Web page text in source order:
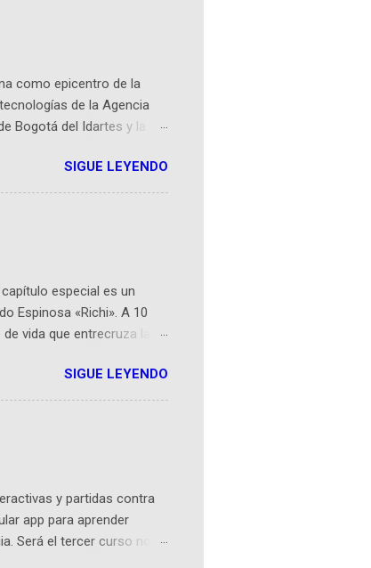
como epicentro de la
de la Agencia
Bogotá del Idartes y la
mundial que opera en
como satélites y
26B #5-93), in...
SIGUE LEYENDO
especial es un
Espinosa «Richi». A 10
vida que entrecruza la
de Barichara y de
de una novela de espías
por Richi hoy se
Facebook:
SIGUE LEYENDO
y partidas contra
app para aprender
Será el tercer curso no